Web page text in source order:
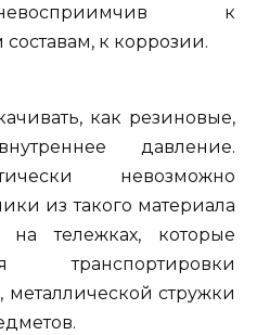
к
к коррозии.
как резиновые,
давление.
невозможно
из такого материала
на тележках, которые
транспортировки
металлической стружки